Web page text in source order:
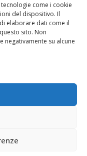
come i cookie
del dispositivo. Il
elaborare dati come il
sito. Non
negativamente su alcune
Tutti i diritti riservati
- Cap. Sociale